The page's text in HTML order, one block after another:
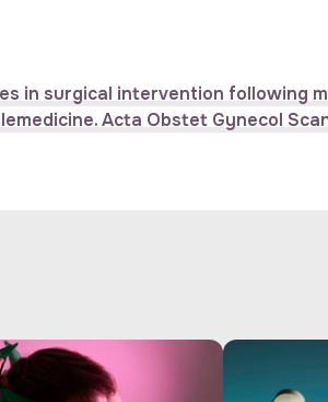
in surgical intervention following
Acta Obstet Gynecol